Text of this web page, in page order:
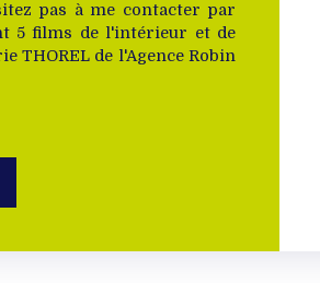
pas à me contacter par
5 films de l'intérieur et de
THOREL de l'Agence Robin